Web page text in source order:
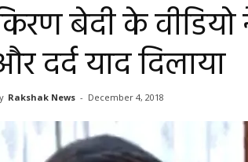
बेदी के
दर्द याद दिलाया
Rakshak News - December 4, 2018